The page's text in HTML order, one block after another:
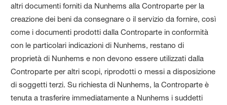
altri documenti forniti da Nunhems alla Controparte per la
creazione dei beni da consegnare o il servizio da fornire, così
come i documenti prodotti dalla Controparte in conformità
con le particolari indicazioni di Nunhems, restano di
proprietà di Nunhems e non devono essere utilizzati dalla
Controparte per altri scopi, riprodotti o messi a disposizione
di soggetti terzi. Su richiesta di Nunhems, la Controparte è
tenuta a trasferire immediatamente a Nunhems i suddetti